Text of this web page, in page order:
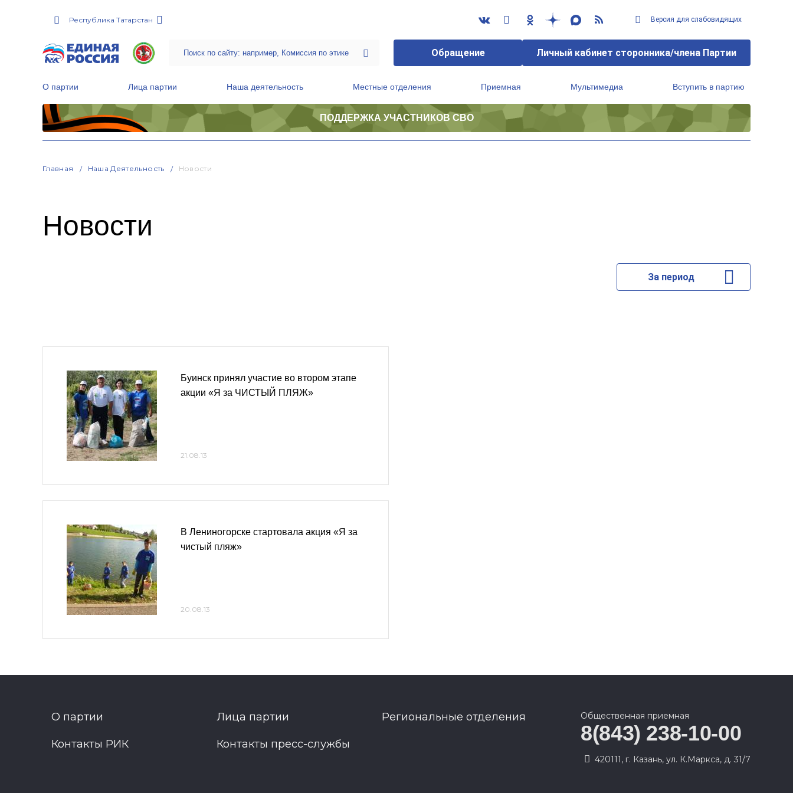
Республика Татарстан Версия для слабовидящих
Обращение Личный кабинет сторонника/члена Партии
О партии Лица партии Наша деятельность Местные отделения Приемная Мультимедиа Вступить в партию
ПОДДЕРЖКА УЧАСТНИКОВ СВО
Главная Наша Деятельность Новости
Новости
За период
Буинск принял участие во втором этапе
акции «Я за ЧИСТЫЙ ПЛЯЖ»
21.08.13
В Лениногорске стартовала акция «Я за
чистый пляж»
20.08.13
О партии Лица партии Региональные отделения
Контакты РИК Контакты пресс-службы
Общественная приемная
8(843) 238-10-00
420111, г. Казань, ул. К.Маркса, д. 31/7